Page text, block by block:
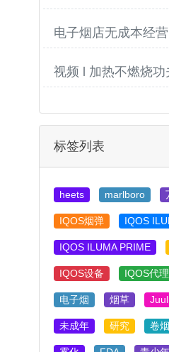
电子烟店无成本经
视频 l 加热不燃烧
标签列表
heets marlboro
IQOS烟弹 IQOS
IQOS ILUMA PRIME
IQOS设备 IQOS代理
电子烟 烟草 Juul
未成年 研究 卷烟